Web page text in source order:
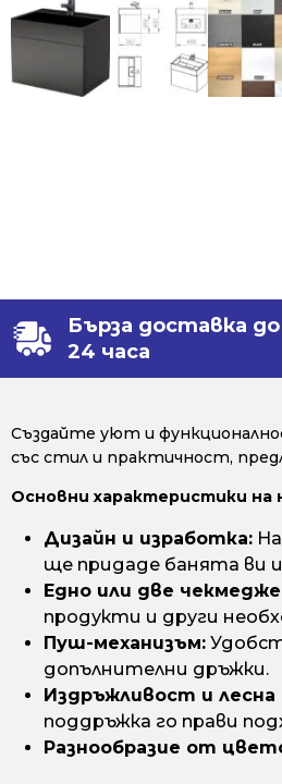
Бърза доставка до
24 часа
Създайте уют и
със стил и практичност,
Основни характеристики
Дизайн и изработка:
ще придаде банята ви
Едно или две
продукти и други
Пуш-механизъм:
допълнителни дръжки.
Издръжливост и лесна
поддръжка го прави
Разнообразие от